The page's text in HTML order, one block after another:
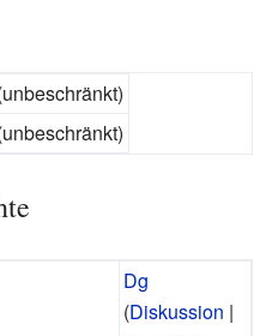
Dg
(Diskussion |